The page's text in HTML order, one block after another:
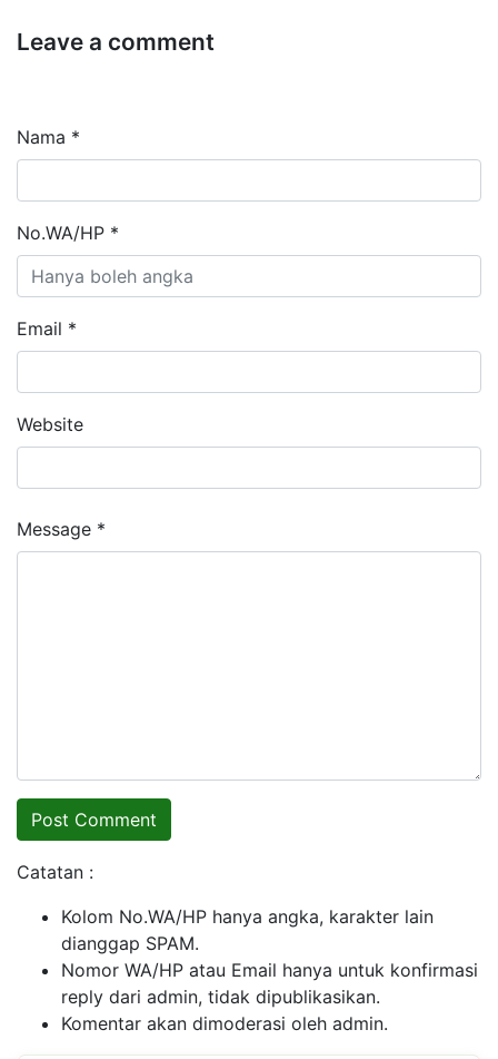
Leave a comment
Nama *
No.WA/HP *
Email *
Website
Message *
Catatan :
Kolom No.WA/HP hanya angka, karakter lain
dianggap SPAM.
Nomor WA/HP atau Email hanya untuk konfirmasi
reply dari admin, tidak dipublikasikan.
Komentar akan dimoderasi oleh admin.